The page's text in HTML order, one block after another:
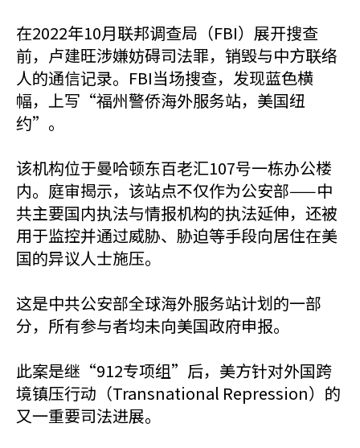
在2022年10月联邦调查局（FBI）展开搜查
前，卢建旺涉嫌妨碍司法罪，销毁与中方联络
人的通信记录。FBI当场搜查，发现蓝色横
幅，上写“福州警侨海外服务站，美国纽
约”。
该机构位于曼哈顿东百老汇107号一栋办公楼
内。庭审揭示，该站点不仅作为公安部——中
共主要国内执法与情报机构的执法延伸，还被
用于监控并通过威胁、胁迫等手段向居住在美
国的异议人士施压。
这是中共公安部全球海外服务站计划的一部
分，所有参与者均未向美国政府申报。
此案是继“912专项组”后，美方针对外国跨
境镇压行动（Transnational Repression）的
又一重要司法进展。